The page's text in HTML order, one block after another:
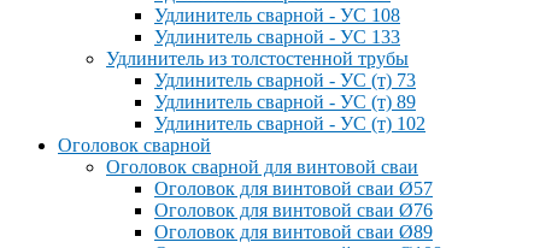
Удлинитель сварной - УС 108
Удлинитель сварной - УС 133
Удлинитель из толстостенной трубы
Удлинитель сварной - УС (т) 73
Удлинитель сварной - УС (т) 89
Удлинитель сварной - УС (т) 102
Оголовок сварной
Оголовок сварной для винтовой сваи
Оголовок для винтовой сваи Ø57
Оголовок для винтовой сваи Ø76
Оголовок для винтовой сваи Ø89